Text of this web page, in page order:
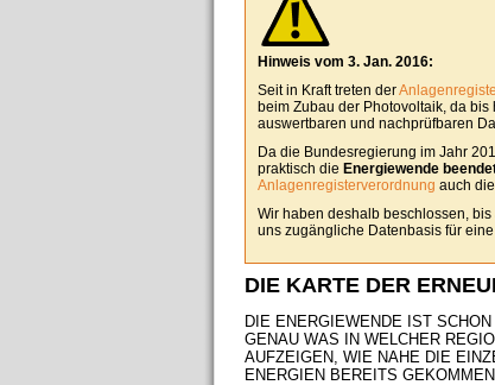
Hinweis vom 3. Jan. 2016:
Seit in Kraft treten der
beim Zubau der Photovoltaik, da
auswertbaren und nachprüfbaren
Da die Bundesregierung im Jahr
praktisch die Energiewende
Anlagenregisterverordnung auch
Wir haben deshalb beschlossen, bis
uns zugängliche Datenbasis für
DIE KARTE DER
DIE ENERGIEWENDE IST
GENAU WAS IN WELCHER
AUFZEIGEN, WIE NAHE DIE
ENERGIEN BEREITS